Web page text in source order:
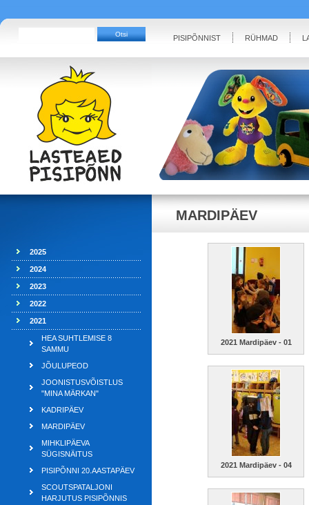
PISIPÕNNIST RÜHMAD
2025
2024
2023
2022
2021
HEA SUHTLEMISE 8
SAMMU
JÕULUPEOD
JOONISTUSVÕISTLUS
"MINA MÄRKAN"
KADRIPÄEV
MARDIPÄEV
MIHKLIPÄEVA
SÜGISNÄITUS
PISIPÕNNI 20.AASTAPÄEV
SCOUTSPATALJONI
HARJUTUS PISIPÕNNIS
MARDIPÄEV
2021 Mardipäev - 01
2021 Mardipäev - 04